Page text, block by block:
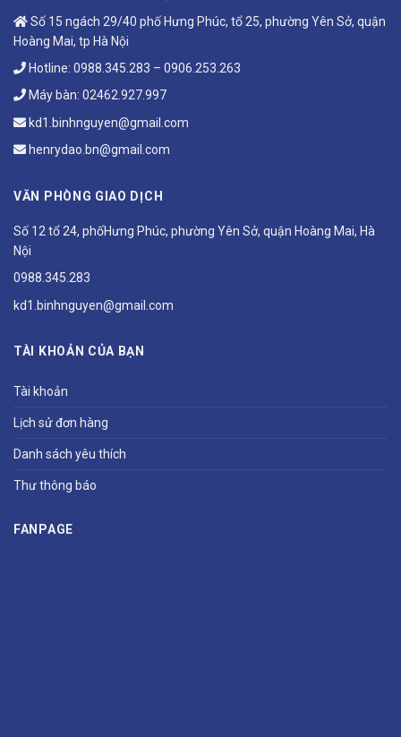
Số 15 ngách 29/40 phố Hưng Phúc, tổ 25, phường Yên Sở, quận
Hoàng Mai, tp Hà Nội
Hotline: 0988.345.283 – 0906.253.263
Máy bàn: 02462.927.997
kd1.binhnguyen@gmail.com
henrydao.bn@gmail.com
VĂN PHÒNG GIAO DỊCH
Số 12 tổ 24, phốHưng Phúc, phường Yên Sở, quận Hoàng Mai, Hà
Nội
0988.345.283
kd1.binhnguyen@gmail.com
TÀI KHOẢN CỦA BẠN
Tài khoản
Lịch sử đơn hàng
Danh sách yêu thích
Thư thông báo
FANPAGE